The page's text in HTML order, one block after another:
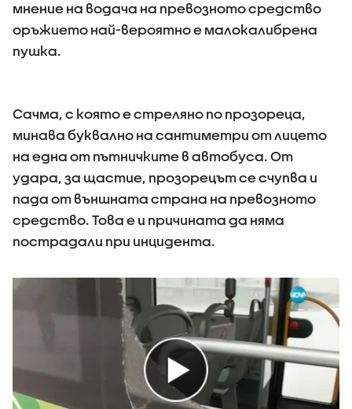
мнение на водача на превозното средство
оръжието най-вероятно е малокалибрена
пушка.
Сачма, с която е стреляно по прозореца,
минава буквално на сантиметри от лицето
на една от пътничките в автобуса. От
удара, за щастие, прозорецът се счупва и
пада от външната страна на превозното
средство. Това е и причината да няма
пострадали при инцидента.